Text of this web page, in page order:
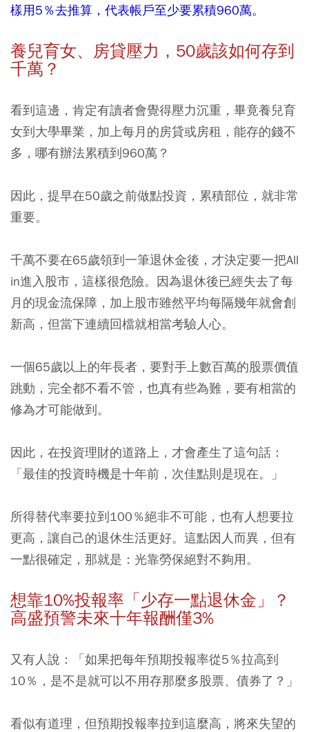
樣用5％去推算，代表帳戶至少要累積960萬。
養兒育女、房貸壓力，50歲該如何存到
千萬？
看到這邊，肯定有讀者會覺得壓力沉重，畢竟養兒育
女到大學畢業，加上每月的房貸或房租，能存的錢不
多，哪有辦法累積到960萬？
因此，提早在50歲之前做點投資，累積部位，就非常
重要。
千萬不要在65歲領到一筆退休金後，才決定要一把All
in進入股市，這樣很危險。因為退休後已經失去了每
月的現金流保障，加上股市雖然平均每隔幾年就會創
新高，但當下連續回檔就相當考驗人心。
一個65歲以上的年長者，要對手上數百萬的股票價值
跳動，完全都不看不管，也真有些為難，要有相當的
修為才可能做到。
因此，在投資理財的道路上，才會產生了這句話：
「最佳的投資時機是十年前，次佳點則是現在。」
所得替代率要拉到100％絕非不可能，也有人想要拉
更高，讓自己的退休生活更好。這點因人而異，但有
一點很確定，那就是：光靠勞保絕對不夠用。
想靠10%投報率「少存一點退休金」？
高盛預警未來十年報酬僅3%
又有人說：「如果把每年預期投報率從5％拉高到
10％，是不是就可以不用存那麼多股票、債券了？」
看似有道理，但預期投報率拉到這麼高，將來失望的